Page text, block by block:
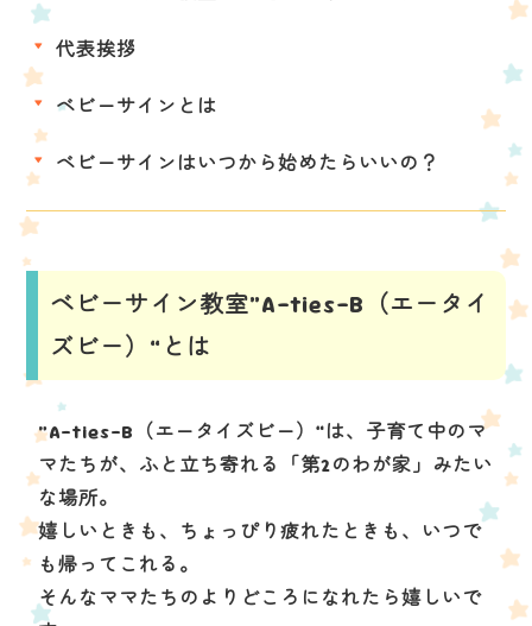
代表挨拶
ベビーサインとは
ベビーサインはいつから始めたらいいの？
ベビーサイン教室“A-ties-B（エータイ
ズビー）”とは
“A-ties-B（エータイズビー）”は、子育て中のマ
マたちが、ふと立ち寄れる「第2のわが家」みたい
な場所。
嬉しいときも、ちょっぴり疲れたときも、いつで
も帰ってこれる。
そんなママたちのよりどころになれたら嬉しいで